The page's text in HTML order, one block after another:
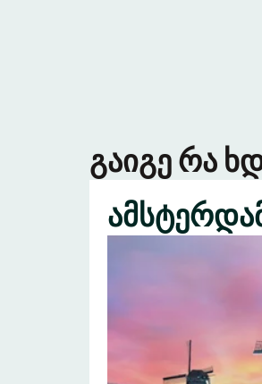
გაიგე რა